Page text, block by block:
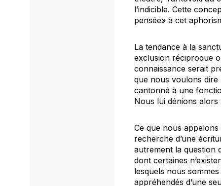
l’indicible. Cette
pensée» à cet
La tendance à la
exclusion réciproque
connaissance serait
que nous voulons dire
cantonné à une
Nous lui dénions alors
Ce que nous
recherche d’une
autrement la question
dont certaines
lesquels nous
appréhendés d’une